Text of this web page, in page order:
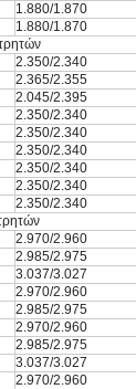
1.880/1.870
1.880/1.870
2.350/2.340
2.365/2.355
2.045/2.395
2.350/2.340
2.350/2.340
2.350/2.340
2.350/2.340
2.350/2.340
2.350/2.340
2.970/2.960
2.985/2.975
3.037/3.027
2.970/2.960
2.985/2.975
2.970/2.960
2.985/2.975
3.037/3.027
2.970/2.960